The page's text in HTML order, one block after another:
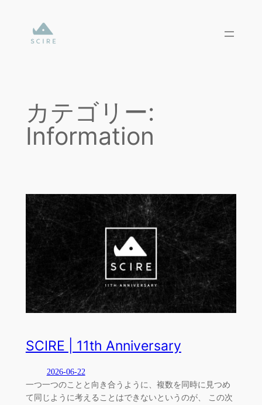
カテゴリー:
Information
SCIRE | 11th Anniversary
2026-06-22
一つ一つのことと向き合うように、複数を同時に見つめ
て同じように考えることはできないというのが、 この次